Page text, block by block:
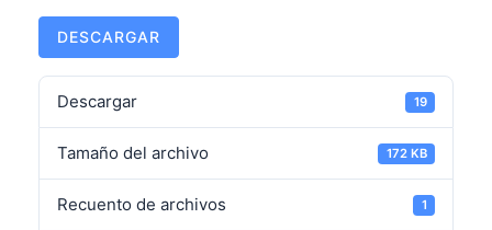
DESCARGAR
Descargar 19
Tamaño del archivo 172 KB
Recuento de archivos 1